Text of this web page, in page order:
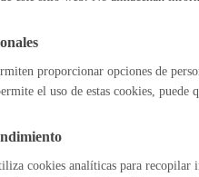
de la
Dirección de Gestión
proporcionar opciones de
el uso de estas cookies, puede
cookies analíticas para